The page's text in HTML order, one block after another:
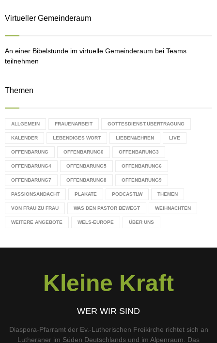
Virtueller Gemeinderaum
An einer Bibelstunde im virtuelle Gemeinderaum bei Teams
teilnehmen
Themen
ALLGEMEIN FRAUENARBEIT GOTTESDIENST.ÜBERTRAGUNG
KALENDER LEBENDIGES WORT LIEBEN&EHREN LIVE
OFFENBARUNG OFFENBARUNG0 OFFENBARUNG3
OFFENBARUNG4 OFFENBARUNG5 OFFENBARUNG6
OFFENBARUNG7 OFFENBARUNG8 OFFENBARUNG9
PASSIONSANDACHT PLAKATE PODCASTLW THEMEN
VON FRAU ZU FRAU WAS DEN PASTOR BEWEGT WEIHNACHTEN
WEITERE ANGEBOTE WELS-EUROPE ÜBER UNS
Kleine Kraft
WER WIR SIND
Diaspora-Pfarramt der Ev.-Lutherischen Freikirche richtet sich an
Lutheraner im Süden Deutschlands und im Alpenraum. Das